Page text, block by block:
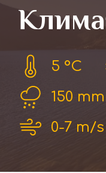
5 °С
150 mm
0-7 m/s